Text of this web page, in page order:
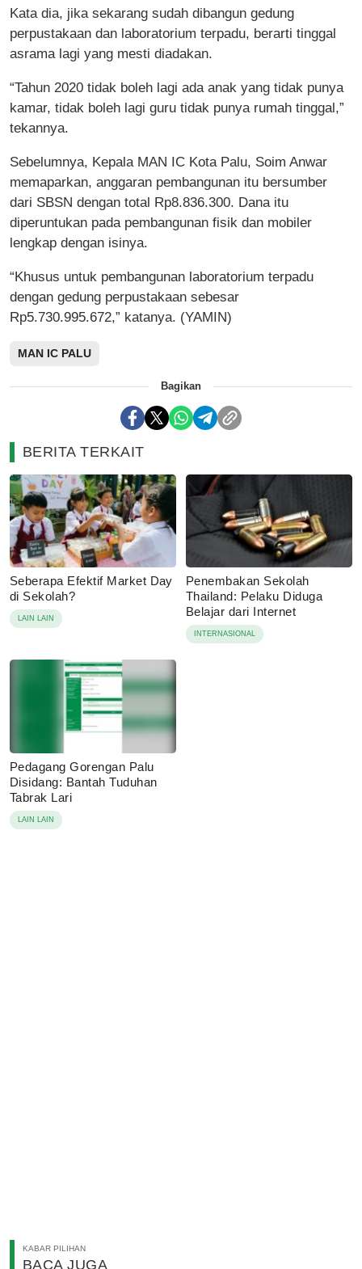
Kata dia, jika sekarang sudah dibangun gedung
perpustakaan dan laboratorium terpadu, berarti tinggal
asrama lagi yang mesti diadakan.
“Tahun 2020 tidak boleh lagi ada anak yang tidak punya
kamar, tidak boleh lagi guru tidak punya rumah tinggal,”
tekannya.
Sebelumnya, Kepala MAN IC Kota Palu, Soim Anwar
memaparkan, anggaran pembangunan itu bersumber
dari SBSN dengan total Rp8.836.300. Dana itu
diperuntukan pada pembangunan fisik dan mobiler
lengkap dengan isinya.
“Khusus untuk pembangunan laboratorium terpadu
dengan gedung perpustakaan sebesar
Rp5.730.995.672,” katanya. (YAMIN)
MAN IC PALU
Bagikan
BERITA TERKAIT
Seberapa Efektif Market Day
di Sekolah?
LAIN LAIN
Penembakan Sekolah
Thailand: Pelaku Diduga
Belajar dari Internet
INTERNASIONAL
Pedagang Gorengan Palu
Disidang: Bantah Tuduhan
Tabrak Lari
LAIN LAIN
KABAR PILIHAN
BACA JUGA